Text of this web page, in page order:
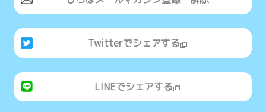
Twitterでシェアする
LINEでシェアする